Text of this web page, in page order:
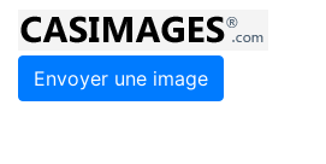
Envoyer une image